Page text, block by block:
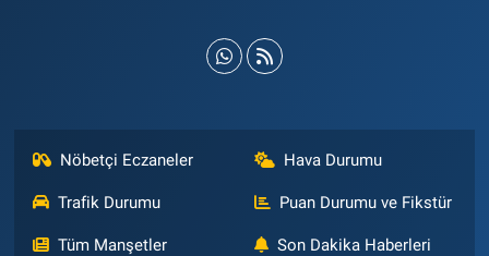
Nöbetçi Eczaneler Hava Durumu
Trafik Durumu Puan Durumu ve Fikstür
Tüm Manşetler Son Dakika Haberleri